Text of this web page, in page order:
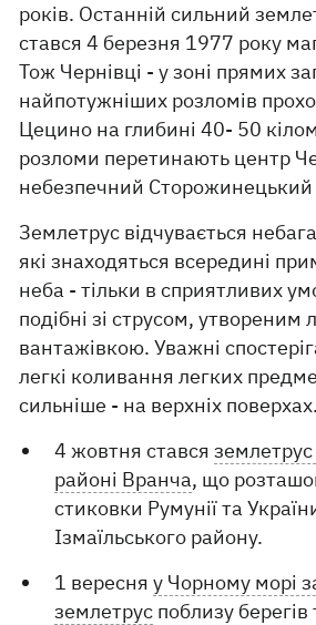
років. Останній сильний
стався 4 березня 1977 року
Тож Чернівці - у зоні прямих
найпотужніших розломів
Цецино на глибині 40- 50
розломи перетинають центр
небезпечний
Землетрус відчувається
які знаходяться всередині
неба - тільки в сприятливих
подібні зі струсом, утвореним
вантажівкою. Уважні
легкі коливання легких
сильніше - на верхніх поверхах.
4 жовтня стався
районі Вранча, що
стиковки Румунії та
Ізмаїльського району.
1 вересняу Чорному морі
землетрус поблизу